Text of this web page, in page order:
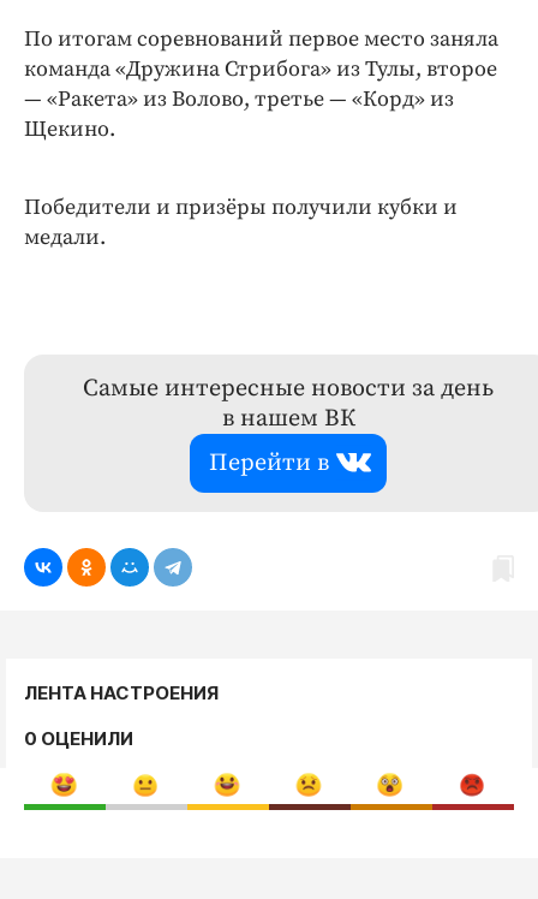
По итогам соревнований первое место заняла
команда «Дружина Стрибога» из Тулы, второе
— «Ракета» из Волово, третье — «Корд» из
Щекино.
Победители и призёры получили кубки и
медали.
Самые интересные новости за день
в нашем ВК
Перейти в
ЛЕНТА НАСТРОЕНИЯ
0 ОЦЕНИЛИ